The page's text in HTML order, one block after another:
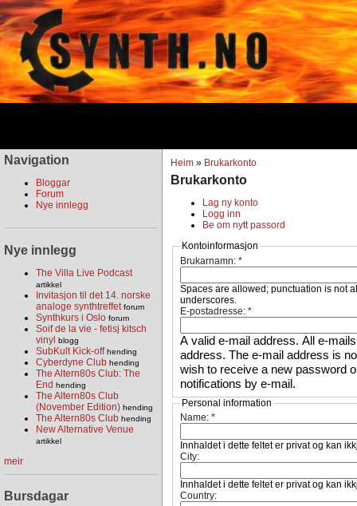
Navigation
Bloggar
Forum
Nye innlegg
Nye innlegg
The Villa Live Podcast
artikkel
Invitasjon til det 14. norske
analoge synthtreffet forum
Synthkurs i Oslo forum
Soif de la vie - fetisj kitsch
vinyl blogg
SubKult Kick-off hending
Cyberdyne Club hending
The Altern80s Club: The
End hending
The Altern80s Club
(November Edition) hending
The Altern80s Club hending
New Alternative Venue
artikkel
meir
Bursdagar
Heim » Brukarkonto
Brukarkonto
Lag ny konto
Logg inn
Be om nytt passord
Kontoinformasjon
Brukarnamn:*
Spaces are allowed; punctuation is not
underscores.
E-postadresse:*
A valid e-mail address. All e-
address. The e-mail address is
wish to receive a new password
notifications by e-mail.
Personal information
Name:*
Innhaldet i dette feltet er privat og kan
City:
Innhaldet i dette feltet er privat og kan
Country: